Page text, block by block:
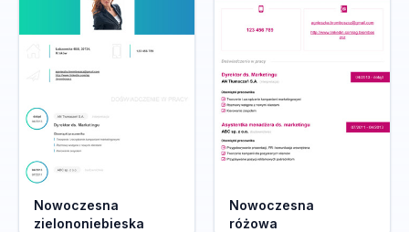
Nowoczesna
zielononiebieska
Nowoczesna
różowa